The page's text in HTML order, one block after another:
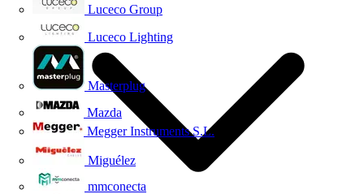
Luceco Group
Luceco Lighting
Masterplug
Mazda
Megger Instruments S.L.
Miguélez
mmconecta